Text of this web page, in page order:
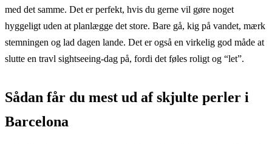
med det samme. Det er perfekt, hvis du gerne vil gøre noget
hyggeligt uden at planlægge det store. Bare gå, kig på vandet, mærk
stemningen og lad dagen lande. Det er også en virkelig god måde at
slutte en travl sightseeing-dag på, fordi det føles roligt og “let”.
Sådan får du mest ud af skjulte perler i
Barcelona